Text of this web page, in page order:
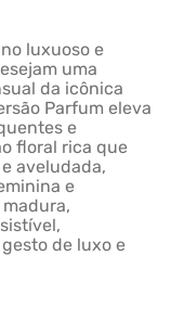
luxuoso e
uma
da icônica
Parfum eleva
e
floral rica que
aveludada,
e
de luxo e